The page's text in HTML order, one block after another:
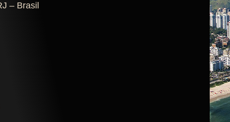
– Brasil